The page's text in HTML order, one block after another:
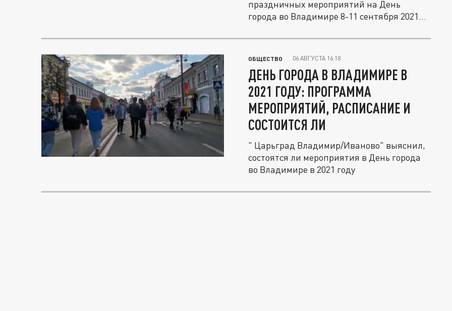
праздничных мероприятий на День
города во Владимире 8-11 сентября 2021...
ОБЩЕСТВО 06 АВГУСТА 16:18
ДЕНЬ ГОРОДА В ВЛАДИМИРЕ В
2021 ГОДУ: ПРОГРАММА
МЕРОПРИЯТИЙ, РАСПИСАНИЕ И
СОСТОИТСЯ ЛИ
" Царьград Владимир/Иваново" выяснил,
состоятся ли мероприятия в День города
во Владимире в 2021 году